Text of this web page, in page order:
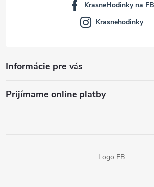
Informácie pre vás
Prijímame online platby
KrasneHodinky na FB
Krasnehodinky
Logo FB